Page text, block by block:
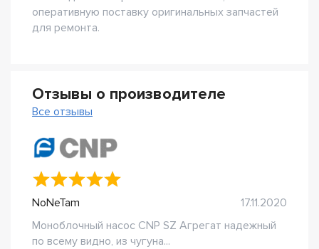
оперативную поставку оригинальных запчастей
для ремонта.
Отзывы о производителе
Все отзывы
NoNeTam
17.11.2020
Моноблочный насос CNP SZ Агрегат надежный
по всему видно, из чугуна...